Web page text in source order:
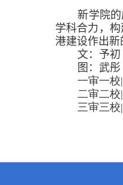
新学院
学科合力，
港建设作出新
文：予初
图：武彤
一审一校|
二审二校|
三审三校|